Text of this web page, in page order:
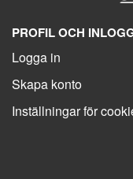
PROFIL OCH
Logga in
Skapa konto
Inställningar för